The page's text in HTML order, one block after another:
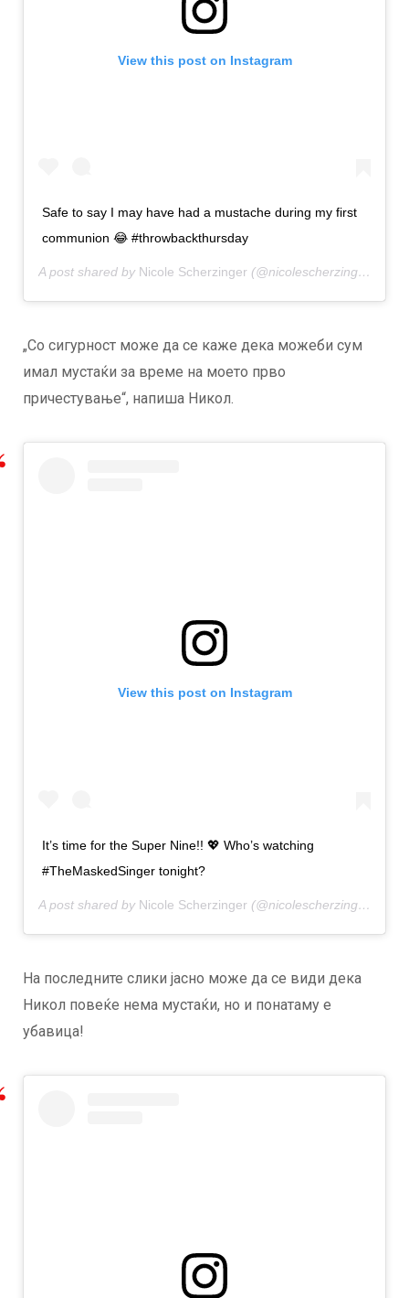
View this post on Instagram
Safe to say I may have had a mustache during my first
communion 😂 #throwbackthursday
A post shared by Nicole Scherzinger (@nicolescherzinger) on
„Со сигурност може да се каже дека можеби сум
имал мустаќи за време на моето прво
причестување“, напиша Никол.
View this post on Instagram
It’s time for the Super Nine!! 💖 Who’s watching
#TheMaskedSinger tonight?
A post shared by Nicole Scherzinger (@nicolescherzinger) on
На последните слики јасно може да се види дека
Никол повеќе нема мустаќи, но и понатаму е
убавица!